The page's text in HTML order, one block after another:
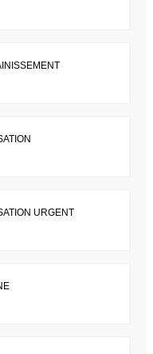
URGENT